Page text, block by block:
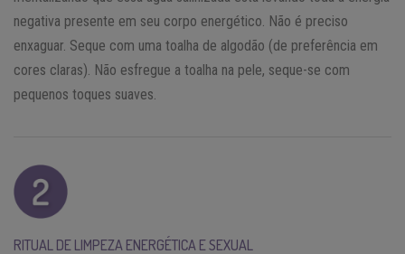
negativa presente em seu corpo energético. Não é preciso
enxaguar. Seque com uma toalha de algodão (de preferência em
cores claras). Não esfregue a toalha na pele, seque-se com
pequenos toques suaves.
RITUAL DE LIMPEZA ENERGÉTICA E SEXUAL